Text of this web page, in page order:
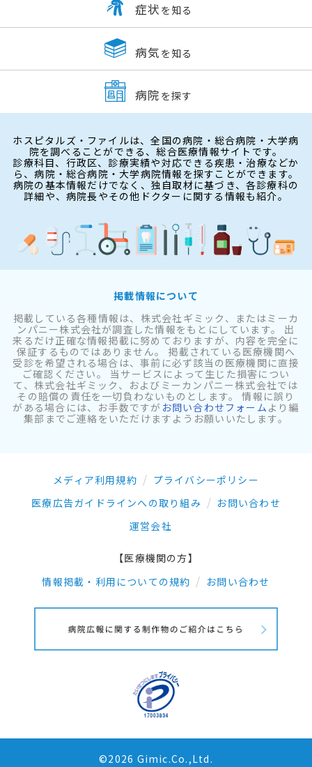
症状 を知る
病気 を知る
病院 を探す
ホスピタルズ・ファイルは、全国の病院・総合病院・大学病
院を調べることができる、総合医療情報サイトです。
診療科目、行政区、診療実績や対応できる疾患・治療などか
ら、病院・総合病院・大学病院情報を探すことができます。
病院の基本情報だけでなく、独自取材に基づき、各診療科の
詳細や、病院長やその他ドクターに関する情報も紹介。
掲載情報について
掲載している各種情報は、株式会社ギミック、またはミーカ
ンパニー株式会社が調査した情報をもとにしています。 出
来るだけ正確な情報掲載に努めておりますが、内容を完全に
保証するものではありません。 掲載されている医療機関へ
受診を希望される場合は、事前に必ず該当の医療機関に直接
ご確認ください。 当サービスによって生じた損害につい
て、株式会社ギミック、およびミーカンパニー株式会社では
その賠償の責任を一切負わないものとします。 情報に誤り
がある場合には、お手数ですが お問い合わせフォーム より編
集部までご連絡をいただけますようお願いいたします。
メディア利用規約
プライバシーポリシー
医療広告ガイドラインへの取り組み
お問い合わせ
運営会社
【医療機関の方】
情報掲載・利用についての規約
お問い合わせ
©2026 Gimic.Co.,Ltd.